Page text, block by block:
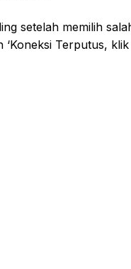
setelah memilih
Terputus,